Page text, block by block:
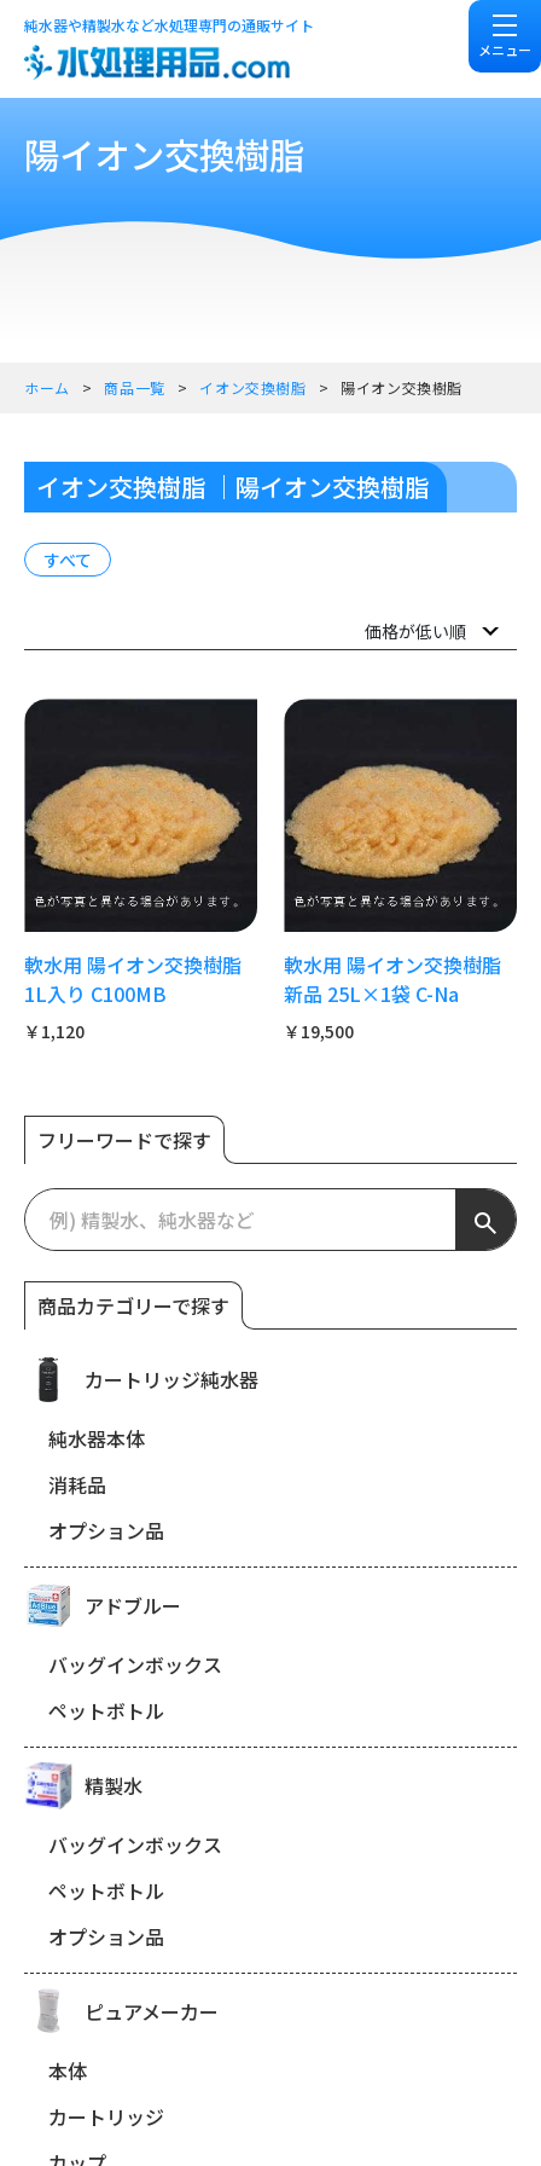
純水器や精製水など水処理専門の通販サイト
メニュー
陽イオン交換樹脂
ホーム 商品一覧 イオン交換樹脂 陽イオン交換樹脂
イオン交換樹脂 ｜陽イオン交換樹脂
すべて
軟水用 陽イオン交換樹脂
1L入り C100MB
￥1,120
軟水用 陽イオン交換樹脂
新品 25L×1袋 C-Na
￥19,500
フリーワードで探す
商品カテゴリーで探す
カートリッジ純水器
純水器本体
消耗品
オプション品
アドブルー
バッグインボックス
ペットボトル
精製水
バッグインボックス
ペットボトル
オプション品
ピュアメーカー
本体
カートリッジ